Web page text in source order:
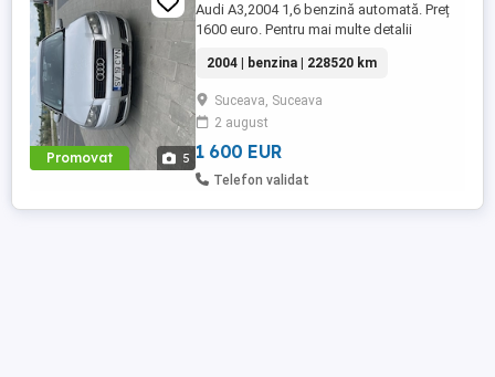
Promovat 5
Audi A3,2004 1,6 benzină automată. Preț
1600 euro. Pentru mai multe detalii
2004 | benzina | 228520 km
Suceava, Suceava
2 august
1 600 EUR
Telefon validat